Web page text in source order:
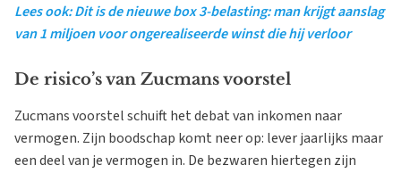
Lees ook: Dit is de nieuwe box 3-belasting: man krijgt aanslag
van 1 miljoen voor ongerealiseerde winst die hij verloor
De risico’s van Zucmans voorstel
Zucmans voorstel schuift het debat van inkomen naar
vermogen. Zijn boodschap komt neer op: lever jaarlijks maar
een deel van je vermogen in. De bezwaren hiertegen zijn